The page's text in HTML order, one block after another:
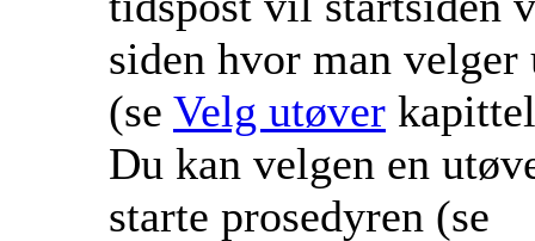
siden hvor man velger
(se Velg utøver
Du kan velgen en
starte prosedyren (se